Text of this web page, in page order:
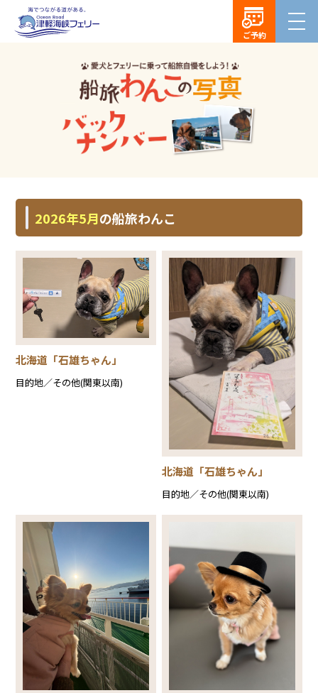
ご予約
2026年5月の船旅わんこ
北海道「石雄ちゃん」
目的地／その他(関東以南)
北海道「石雄ちゃん」
目的地／その他(関東以南)